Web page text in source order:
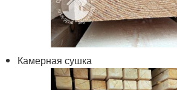
Камерная сушка